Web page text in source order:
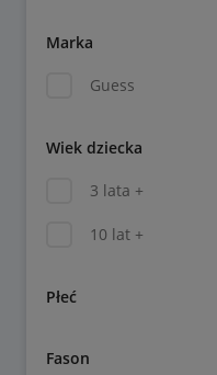
Marka
Guess
Wiek dziecka
3 lata +
10 lat +
Płeć
Fason